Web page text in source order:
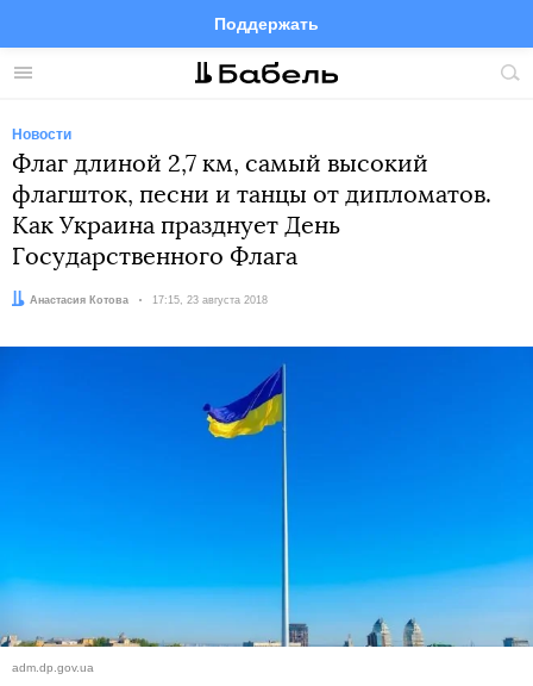
Меню
Поддержать
FacebookTelegramTwitter
Новости
Флаг длиной 2,7 км, самый высокий
флагшток, песни и танцы от дипломатов.
Как Украина празднует День
Государственного Флага
Автор:
Анастасия Котова Дата:
17:15, 23 августа 2018
adm.dp.gov.ua